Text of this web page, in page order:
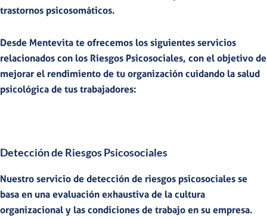
trastornos psicosomáticos.
Desde Mentevita te ofrecemos los siguientes servicios
relacionados con los Riesgos Psicosociales, con el objetivo de
mejorar el rendimiento de tu organización cuidando la salud
psicológica de tus trabajadores:
Detección de Riesgos Psicosociales
Nuestro servicio de detección de riesgos psicosociales se
basa en una evaluación exhaustiva de la cultura
organizacional y las condiciones de trabajo en su empresa.